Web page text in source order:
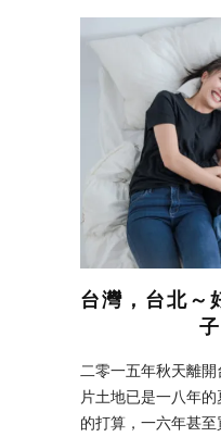
台灣，台北～
二零一五年秋天離
片土地已是一八年
的打算，一六年甚